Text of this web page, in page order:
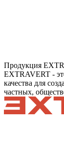
Продукция
EXTRAVERT -
качества для
частных,